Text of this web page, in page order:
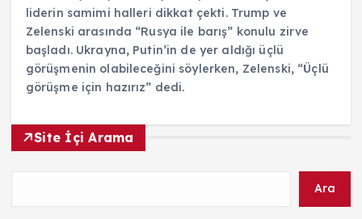
liderin samimi halleri dikkat çekti. Trump ve
Zelenski arasında “Rusya ile barış” konulu zirve
başladı. Ukrayna, Putin’in de yer aldığı üçlü
görüşmenin olabileceğini söylerken, Zelenski, “Üçlü
görüşme için hazırız” dedi.
Site İçi Arama
Ara